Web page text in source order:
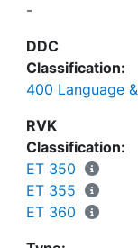
-
DDC
Classification:
400 Language
RVK
Classification:
ET 350
ET 355
ET 360